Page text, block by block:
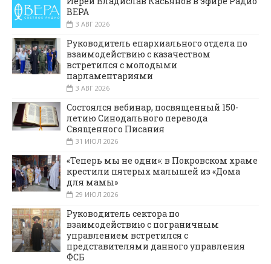
ВЕРА
3 АВГ 2026
Руководитель епархиального отдела по
взаимодействию с казачеством
встретился с молодыми
парламентариями
3 АВГ 2026
Состоялся вебинар, посвященный 150-
летию Синодального перевода
Священного Писания
31 ИЮЛ 2026
«Теперь мы не одни»: в Покровском храме
крестили пятерых малышей из «Дома
для мамы»
29 ИЮЛ 2026
Руководитель сектора по
взаимодействию с пограничным
управлением встретился с
представителями данного управления
ФСБ